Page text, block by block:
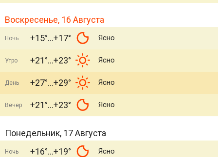
Воскресенье, 16 Августа
Ночь +15° +17° Ясно
Утро +21° +23° Ясно
День +27° +29° Ясно
Вечер +21° +23° Ясно
Понедельник, 17 Августа
Ночь +16° +19° Ясно